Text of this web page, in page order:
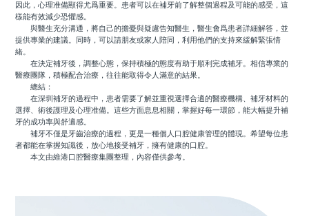
因此，心理准備顯得尤爲重要。患者可以在補牙前了解整個過程及可能的感受，這
樣能有效減少恐懼感。
與醫生充分溝通，將自己的擔憂與疑慮告知醫生，醫生會爲患者詳細解答，並
提供專業的建議。同時，可以請朋友或家人陪同，利用他們的支持來緩解緊張情
緒。
在決定補牙後，調整心態，保持積極的態度有助于順利完成補牙。相信專業的
醫療團隊，積極配合治療，往往能取得令人滿意的結果。
總結：
在深圳補牙的過程中，患者需要了解並重視選擇合適的醫療機構、補牙材料的
選擇、術後護理及心理准備。這些方面息息相關，掌握好每一環節，能大幅提升補
牙的成功率與舒適感。
補牙不僅是牙齒治療的過程，更是一種個人口腔健康管理的體現。希望每位患
者都能在掌握知識後，放心地接受補牙，擁有健康的口腔。
本文由維港口腔醫療集團整理，內容僅供參考。